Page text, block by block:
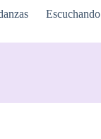
Escuchando